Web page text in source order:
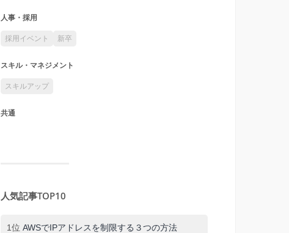
人事・採用
採用イベント 新卒
スキル・マネジメント
スキルアップ
共通
人気記事TOP10
1位 AWSでIPアドレスを制限する３つの方法